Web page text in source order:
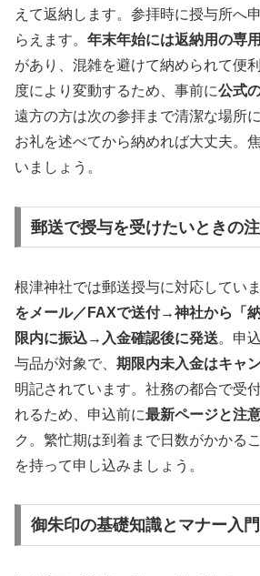
えて返納します。参拝時に授与所へ
らえます。 年末年始には返納用の専
があり、混雑を避けて納められて便
度により変動するため、事前に公式
遠方の方は次の参拝まで清潔な場所
お礼を述べてから納めれば大丈夫。
いましょう。
郵送で授与を受けたいときの
根津神社では郵送授与に対応してい
をメール／FAXで送付→神社から「
限内に振込→入金確認後に発送。申
与品が対象で、 期限内未入金はキャ
明記されています。社務の都合で受
れるため、申込前に最新ページと注
ク。繁忙期は到着まで日数がかかる
を持って申し込みましょう。
御朱印の基礎知識とマナー入門